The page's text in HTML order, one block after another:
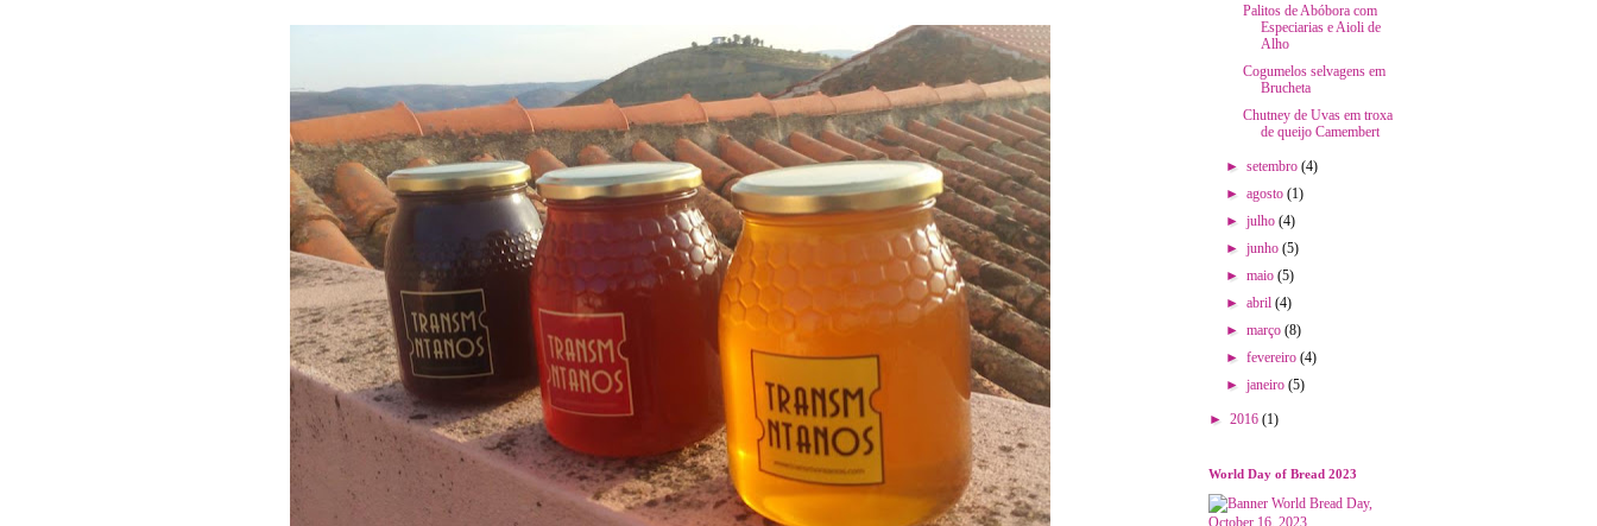
Palitos de Abóbora com
Especiarias e Aioli de
Alho
Cogumelos selvagens em
Brucheta
Chutney de Uvas em troxa
de queijo Camembert
► setembro (4)
► agosto (1)
► julho (4)
► junho (5)
► maio (5)
► abril (4)
► março (8)
► fevereiro (4)
► janeiro (5)
► 2016 (1)
World Day of Bread 2023